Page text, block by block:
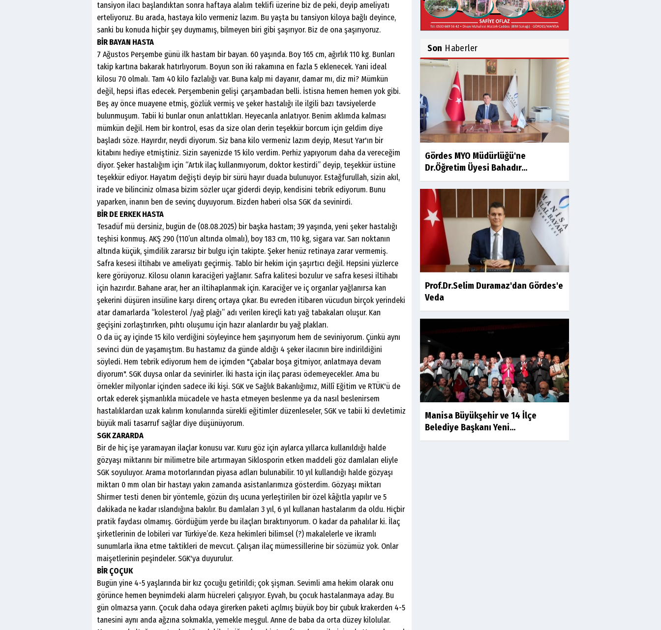
tansiyon ilacı başlandıktan sonra haftaya alalım teklifi üzerine biz de peki, deyip ameliyatı
erteliyoruz. Bu arada, hastaya kilo vermeniz lazım. Bu yaşta bu tansiyon kiloya bağlı deyince,
sanki bu konuda hiçbir şey duymamış, bilmeyen biri gibi şaşırıyor. Biz de ona şaşırıyoruz.
BİR BAYAN HASTA
7 Ağustos Perşembe günü ilk hastam bir bayan. 60 yaşında. Boy 165 cm, ağırlık 110 kg. Bunları
takip kartına bakarak hatırlıyorum. Boyun son iki rakamına en fazla 5 eklenecek. Yani ideal
kilosu 70 olmalı. Tam 40 kilo fazlalığı var. Buna kalp mi dayanır, damar mı, diz mi? Mümkün
değil, hepsi iflas edecek. Perşembenin gelişi çarşambadan belli. İstisna hemen hemen yok gibi.
Beş ay önce muayene etmiş, gözlük vermiş ve şeker hastalığı ile ilgili bazı tavsiyelerde
bulunmuşum. Tabii ki bunlar onun anlattıkları. Heyecanla anlatıyor. Benim aklımda kalması
mümkün değil. Hem bir kontrol, esas da size olan derin teşekkür borcum için geldim diye
başladı söze. Hayırdır, neydi diyorum. Siz bana kilo vermeniz lazım deyip, Mesut Yar'ın bir
kitabını hediye etmiştiniz. Sizin sayenizde 15 kilo verdim. Perhiz yapıyorum daha da vereceğim
diyor. Şeker hastalığım için “Artık ilaç kullanmıyorum, doktor kestirdi” deyip, teşekkür üstüne
teşekkür ediyor. Hayatım değişti deyip bir sürü hayır duada bulunuyor. Estağfurullah, sizin akıl,
irade ve bilinciniz olmasa bizim sözler uçar giderdi deyip, kendisini tebrik ediyorum. Bunu
yaparken, inanın ben de sevinç duyuyorum. Bizden haberi olsa SGK da sevinirdi.
BİR DE ERKEK HASTA
Tesadüf mü dersiniz, bugün de (08.08.2025) bir başka hastam; 39 yaşında, yeni şeker hastalığı
teşhisi konmuş. AKŞ 290 (110’un altında olmalı), boy 183 cm, 110 kg, sigara var. Sarı noktanın
altında küçük, şimdilik zararsız bir bulgu için takipte. Şeker henüz retinaya zarar vermemiş.
Safra kesesi iltihabı ve ameliyatı geçirmiş. Tablo bir hekim için şaşırtıcı değil. Hepsini yüzlerce
kere görüyoruz. Kilosu olanın karaciğeri yağlanır. Safra kalitesi bozulur ve safra kesesi iltihabı
için hazırdır. Bahane arar, her an iltihaplanmak için. Karaciğer ve iç organlar yağlanırsa kan
şekerini düşüren insüline karşı direnç ortaya çıkar. Bu evreden itibaren vücudun birçok yerindeki
atar damarlarda “kolesterol /yağ plağı” adı verilen kireçli katı yağ tabakaları oluşur. Kan
geçişini zorlaştırırken, pıhtı oluşumu için hazır alanlardır bu yağ plakları.
O da üç ay içinde 15 kilo verdiğini söyleyince hem şaşırıyorum hem de seviniyorum. Çünkü aynı
sevinci dün de yaşamıştım. Bu hastamız da günde aldığı 4 şeker ilacının bire indirildiğini
söyledi. Hem tebrik ediyorum hem de içimden "Çabalar boşa gitmiyor, anlatmaya devam
diyorum". SGK duysa onlar da sevinirler. İki hasta için ilaç parası ödemeyecekler. Ama bu
örnekler milyonlar içinden sadece iki kişi. SGK ve Sağlık Bakanlığımız, Millî Eğitim ve RTÜK'ü de
ortak ederek şişmanlıkla mücadele ve hasta etmeyen beslenme ya da nasıl beslenirsem
hastalıklardan uzak kalırım konularında sürekli eğitimler düzenleseler, SGK ve tabii ki devletimiz
büyük mali tasarruf sağlar diye düşünüyorum.
SGK ZARARDA
Bir de hiç işe yaramayan ilaçlar konusu var. Kuru göz için aylarca yıllarca kullanıldığı halde
gözyaşı miktarını bir milimetre bile artırmayan Siklosporin etken maddeli göz damlaları eliyle
SGK soyuluyor. Arama motorlarından piyasa adları bulunabilir. 10 yıl kullandığı halde gözyaşı
miktarı 0 mm olan bir hastayı yakın zamanda asistanlarımıza gösterdim. Gözyaşı miktarı
Shirmer testi denen bir yöntemle, gözün dış ucuna yerleştirilen bir özel kâğıtla yapılır ve 5
dakikada ne kadar ıslandığına bakılır. Bu damlaları 3 yıl, 6 yıl kullanan hastalarım da oldu. Hiçbir
pratik faydası olmamış. Gördüğüm yerde bu ilaçları bıraktırıyorum. O kadar da pahalılar ki. İlaç
şirketlerinin de lobileri var Türkiye’de. Keza hekimleri bilimsel (?) makalelerle ve ikramlı
sunumlarla ikna etme taktikleri de mevcut. Çalışan ilaç mümessillerine bir sözümüz yok. Onlar
maişetlerinin peşindeler. SGK'ya duyurulur.
BİR ÇOÇUK
Bugün yine 4-5 yaşlarında bir kız çocuğu getirildi; çok şişman. Sevimli ama hekim olarak onu
görünce hemen beynimdeki alarm hücreleri çalışıyor. Eyvah, bu çocuk hastalanmaya aday. Bu
gün olmazsa yarın. Çocuk daha odaya girerken paketi açılmış büyük boy bir çubuk krakerden 4-5
tanesini aynı anda ağzına sokmakla, yemekle meşgul. Anne de baba da orta düzey kilolular.
İsmail AYBEY
Belma Sebil'i Tanıyor
Musunuz?
Ahmet İNCE
Beyaz Gömlekli Adam!
Prof.Dr.Ayşe İLKER
Adı Sanı Olmak
Gezerken Zamanın Kollarındaki
Ruhuma Rastlamak
Yaşar ATLI
Kahramanlar
İLKER
Mühendislerin de Sanat Ruhu
Dr.Fatih KESKİN
Millî Edebiyat, Millî Şuur, Millî
Takım
Sıracettin ÇELİK
Çalıkuşu
Son Haberler
Gördes MYO Müdürlüğü'ne
Dr.Öğretim Üyesi Bahadır...
Prof.Dr.Selim Duramaz'dan Gördes'e
Veda
Manisa Büyükşehir ve 14 İlçe
Belediye Başkanı Yeni...